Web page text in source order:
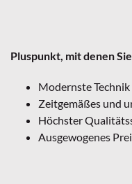
Pluspunkt, mit denen
Modernste Technik
Zeitgemäßes und
Höchster
Ausgewogenes